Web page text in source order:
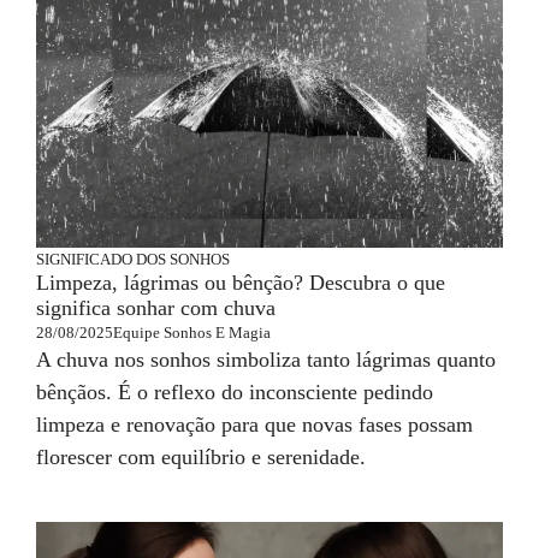
SIGNIFICADO DOS SONHOS
Limpeza, lágrimas ou bênção? Descubra o que
significa sonhar com chuva
28/08/2025Equipe Sonhos E Magia
A chuva nos sonhos simboliza tanto lágrimas quanto
bênçãos. É o reflexo do inconsciente pedindo
limpeza e renovação para que novas fases possam
florescer com equilíbrio e serenidade.